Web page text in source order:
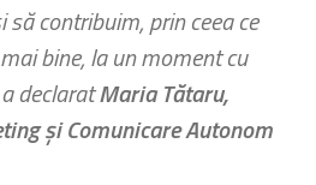
contribuim, prin ceea ce
bine, la un moment cu
declaratMaria Tătaru,
și Comunicare Autonom